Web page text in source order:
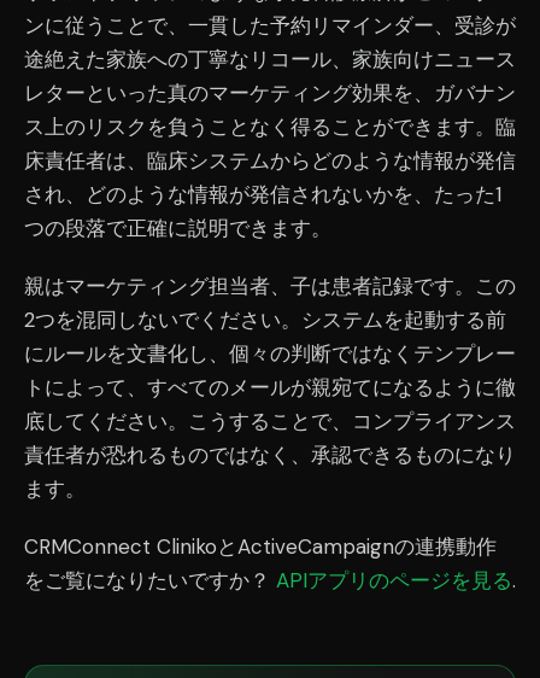
ンに従うことで、一貫した予約リマインダー、受診が
途絶えた家族への丁寧なリコール、家族向けニュース
レターといった真のマーケティング効果を、ガバナン
ス上のリスクを負うことなく得ることができます。臨
床責任者は、臨床システムからどのような情報が発信
され、どのような情報が発信されないかを、たった1
つの段落で正確に説明できます。
親はマーケティング担当者、子は患者記録です。この
2つを混同しないでください。システムを起動する前
にルールを文書化し、個々の判断ではなくテンプレー
トによって、すべてのメールが親宛てになるように徹
底してください。こうすることで、コンプライアンス
責任者が恐れるものではなく、承認できるものになり
ます。
CRMConnect ClinikoとActiveCampaignの連携動作
をご覧になりたいですか？ APIアプリのページを見る.